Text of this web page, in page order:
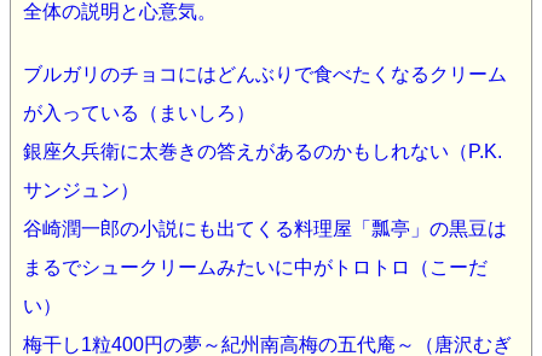
全体の説明と心意気。
ブルガリのチョコにはどんぶりで食べたくなるクリーム
が入っている（まいしろ）
銀座久兵衛に太巻きの答えがあるのかもしれない（P.K.
サンジュン）
谷崎潤一郎の小説にも出てくる料理屋「瓢亭」の黒豆は
まるでシュークリームみたいに中がトロトロ（こーだ
い）
梅干し1粒400円の夢～紀州南高梅の五代庵～（唐沢むぎ